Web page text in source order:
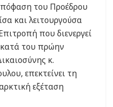
του Προέδρου
και λειτουργούσα
που διενεργεί
του πρώην
κ.
επεκτείνει τη
εξέταση